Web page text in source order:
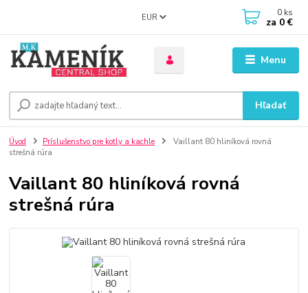
Menu
EUR
Hľadať
0 ks
za 0 €
Úvod Príslušenstvo pre kotly a kachle
Vaillant 80 hliníková rovná
strešná rúra
Vaillant 80 hliníková rovná
strešná rúra